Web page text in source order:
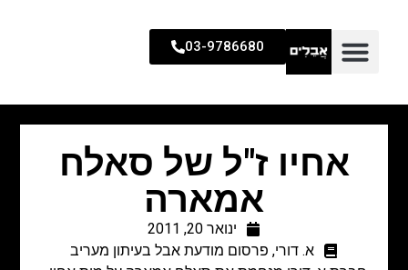
03-9786680
אחיו ז"ל של סאלח
אמארה
ינואר 20, 2011
א. דורי, פרסום מודעת אבל בעיתון מעריב